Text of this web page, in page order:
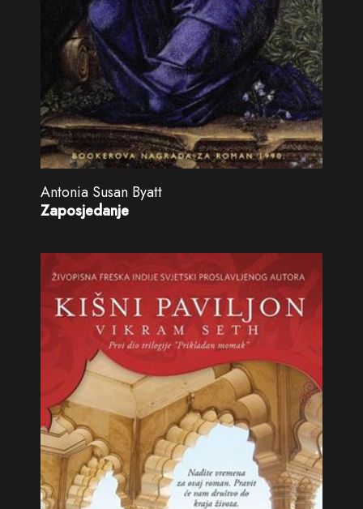
Antonia Susan Byatt
Zaposjedanje